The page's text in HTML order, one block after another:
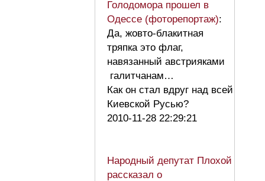
Голодомора прошел в
Одессе (фоторепортаж):
Да, жовто-блакитная
тряпка это флаг,
навязанный австрияками
галитчанам…
Как он стал вдруг над всей
Киевской Русью?
2010-11-28 22:29:21
Народный депутат Плохой
рассказал о